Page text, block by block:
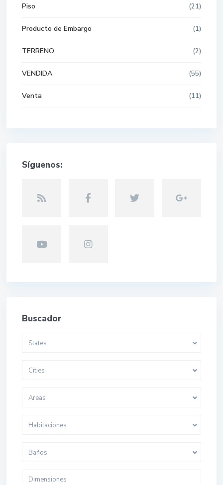
Piso (21)
Producto de Embargo (1)
TERRENO (2)
VENDIDA (55)
Venta (11)
Síguenos:
Buscador
States
Cities
Areas
Habitaciones
Baños